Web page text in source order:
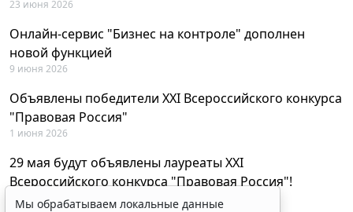
23 июня 2026
Онлайн-сервис "Бизнес на контроле" дополнен
новой функцией
9 июня 2026
Объявлены победители XXI Всероссийского конкурса
"Правовая Россия"
1 июня 2026
29 мая будут объявлены лауреаты XXI
Всероссийского конкурса "Правовая Россия"!
27 мая 2026
Мы обрабатываем локальные данные